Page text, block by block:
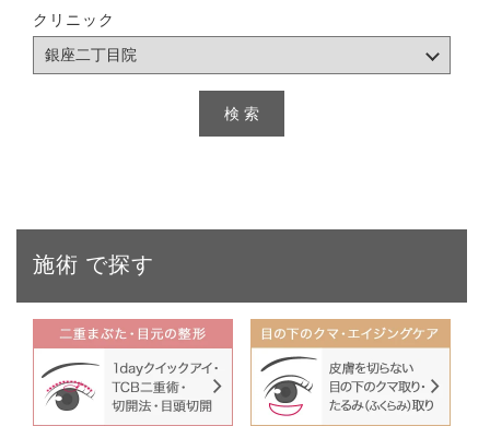
クリニック
施術 で探す